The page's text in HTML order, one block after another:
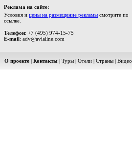
Реклама на сайте:
Условия и цены на размещение рекламы смотрите по
ссылке.
Телефон: +7 (495) 974-15-75
E-mail: adv@avialine.com
О проекте | Контакты | Туры | Отели | Страны | Видео